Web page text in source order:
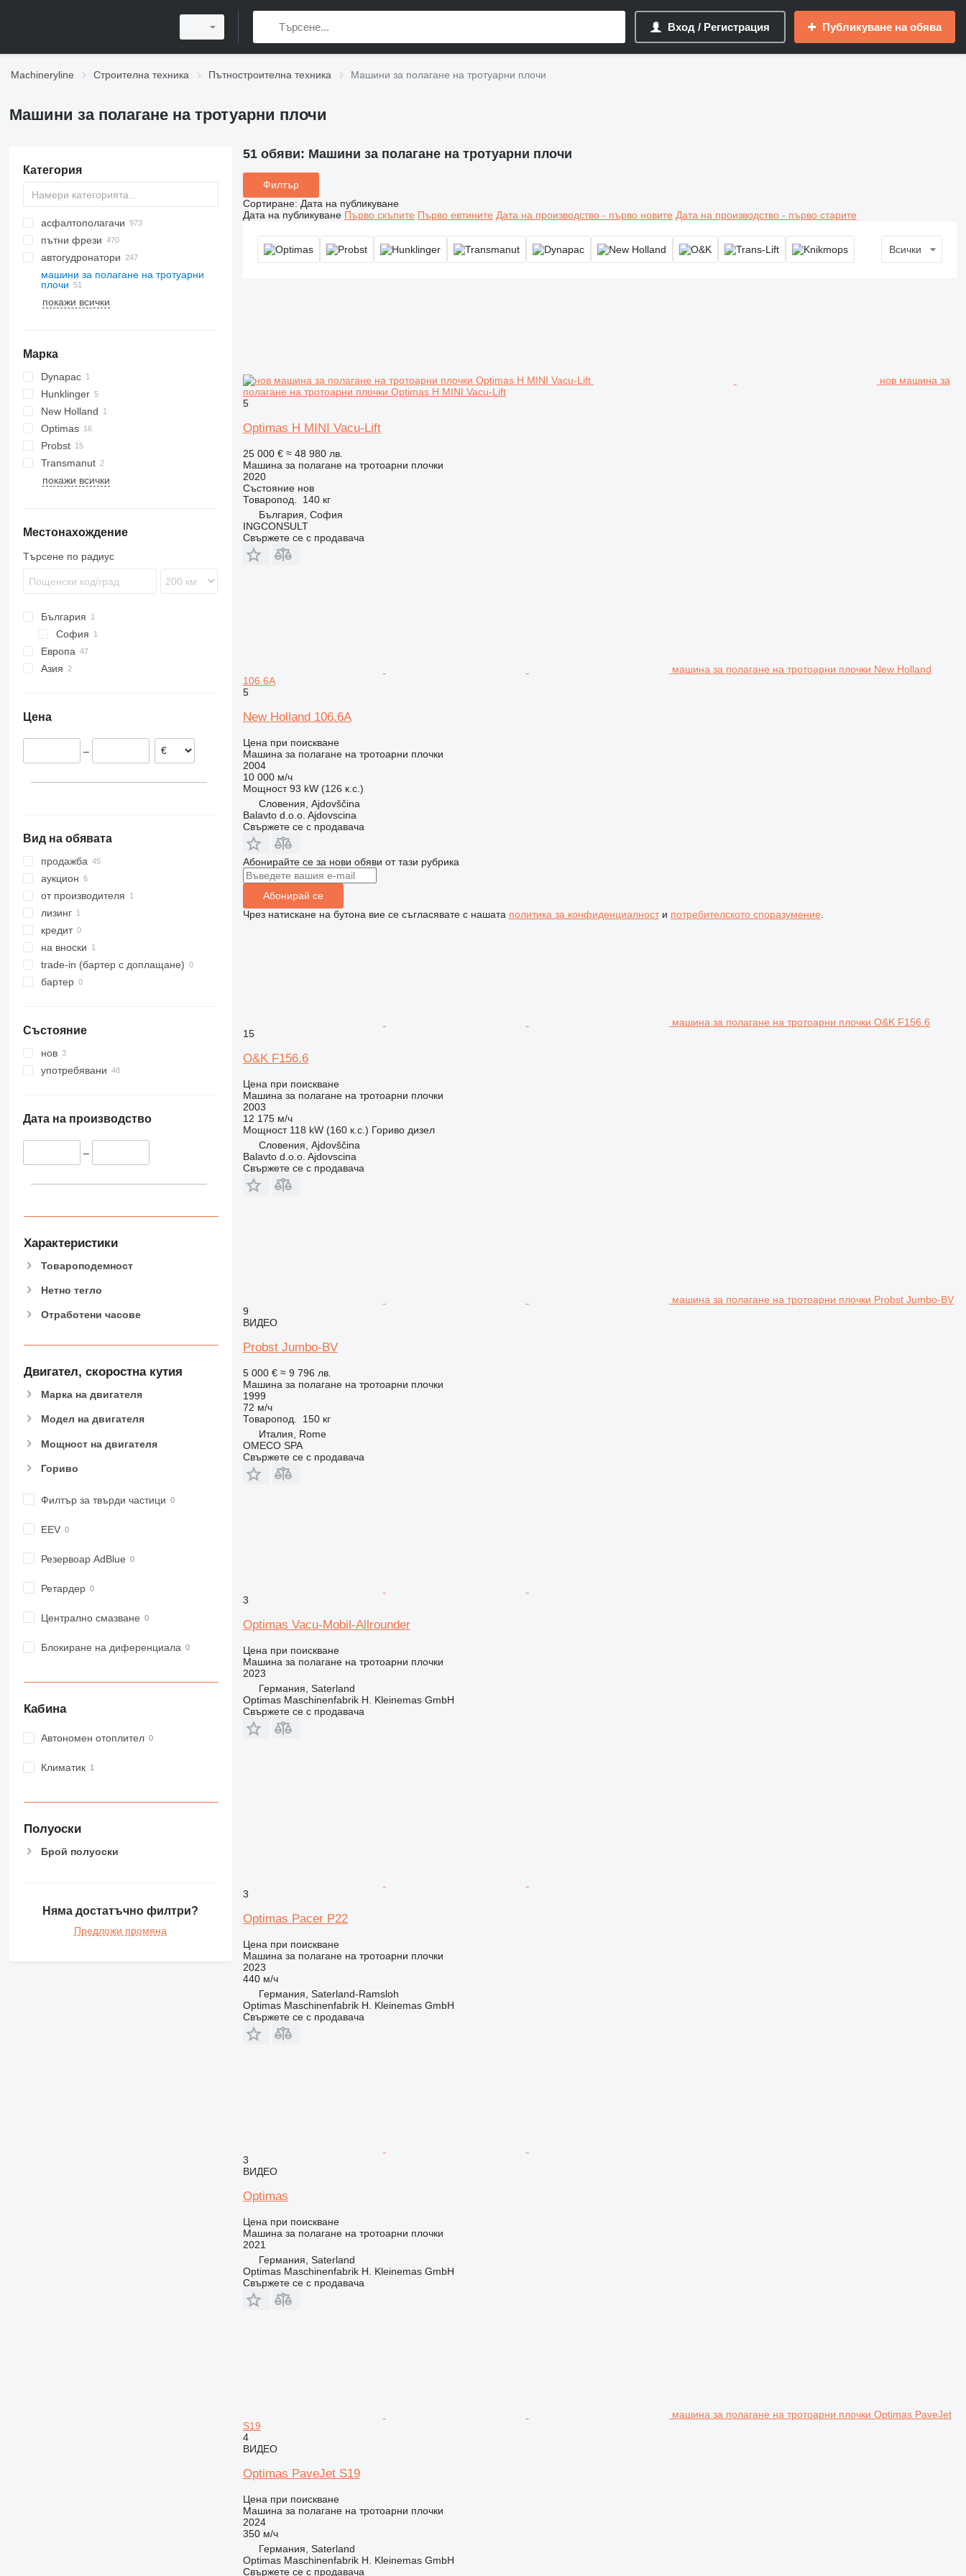
Вход / Регистрация Публикуване на обява
Machineryline Строителна техника Пътностроителна техника Машини за полагане на тротуарни плочи
Машини за полагане на тротуарни плочи
Категория
асфалтополагачи
верижни асфалтополагачи
колесни асфалтополагачи
пътни фрези
автогудронатори
машини за полагане на тротуарни
плочи
покажи всички
Марка
Dynapac
S600
Hunklinger
New Holland
F-series
Optimas
H-series
Probst
Transmanut
покажи всички
Местонахождение
Търсене по радиус
България
София
Европа
Словения
Дания
Азия
Цена
–
Вид на обявата
продажба
аукцион
от производителя
лизинг
кредит
на вноски
trade-in (бартер с доплащане)
бартер
Състояние
нов
употребявани
Дата на производство
–
Характеристики
Товароподемност
Нетно тегло
Отработени часове
Двигател, скоростна кутия
Марка на двигателя
Модел на двигателя
Мощност на двигателя
Гориво
Филтър за твърди частици
EEV
Резервоар AdBlue
Ретардер
Централно смазване
Блокиране на диференциала
Кабина
Автономен отоплител
Климатик
Полуоски
Брой полуоски
Няма достатъчно филтри?
Предложи промяна
51 обяви: Машини за полагане на тротуарни плочи
Филтър
Сортиране: Дата на публикуване
Дата на публикуване Първо скъпите Първо евтините Дата на производство - първо новите Дата на производство - първо старите
Всички
нов машина за
полагане на тротоарни плочки Optimas H MINI Vacu-Lift
5
Optimas H MINI Vacu-Lift
25 000 € ≈ 48 980 лв.
Машина за полагане на тротоарни плочки
2020
Състояниенов
Товаропод.
140 кг
България, София
INGCONSULT
Свържете се с продавача
машина за полагане на тротоарни плочки New Holland
106.6A
5
New Holland 106.6A
Цена при поискване
Машина за полагане на тротоарни плочки
2004
10 000 м/ч
Мощност 93 kW (126 к.с.)
Словения, Ajdovščina
Balavto d.o.o. Ajdovscina
Свържете се с продавача
Абонирайте се за нови обяви от тази рубрика
Абонирай се
Чрез натискане на бутона вие се съгласявате с нашата политика за конфиденциалности потребителското споразумение
машина за полагане на тротоарни плочки O&K F156.6
15
O&K F156.6
Цена при поискване
Машина за полагане на тротоарни плочки
2003
12 175 м/ч
Мощност 118 kW (160 к.с.) Гориво дизел
Словения, Ajdovščina
Balavto d.o.o. Ajdovscina
Свържете се с продавача
машина за полагане на тротоарни плочки Probst Jumbo-BV
9
ВИДЕО
Probst Jumbo-BV
5 000 € ≈ 9 796 лв.
Машина за полагане на тротоарни плочки
1999
72 м/ч
Товаропод.
150 кг
Италия, Rome
OMECO SPA
Свържете се с продавача
3
Optimas Vacu-Mobil-Allrounder
Цена при поискване
Машина за полагане на тротоарни плочки
2023
Германия, Saterland
Optimas Maschinenfabrik H. Kleinemas GmbH
Свържете се с продавача
3
Optimas Pacer P22
Цена при поискване
Машина за полагане на тротоарни плочки
2023
440 м/ч
Германия, Saterland-Ramsloh
Optimas Maschinenfabrik H. Kleinemas GmbH
Свържете се с продавача
3
ВИДЕО
Optimas
Цена при поискване
Машина за полагане на тротоарни плочки
2021
Германия, Saterland
Optimas Maschinenfabrik H. Kleinemas GmbH
Свържете се с продавача
машина за полагане на тротоарни плочки Optimas PaveJet
S19
4
ВИДЕО
Optimas PaveJet S19
Цена при поискване
Машина за полагане на тротоарни плочки
2024
350 м/ч
Германия, Saterland
Optimas Maschinenfabrik H. Kleinemas GmbH
Свържете се с продавача